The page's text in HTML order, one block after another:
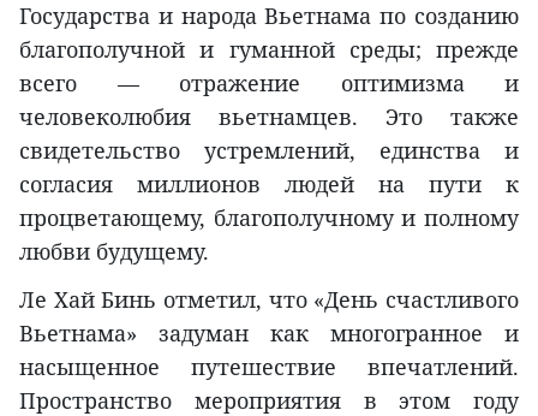
Государства и народа Вьетнама по созданию
благополучной и гуманной среды; прежде
всего — отражение оптимизма и
человеколюбия вьетнамцев. Это также
свидетельство устремлений, единства и
согласия миллионов людей на пути к
процветающему, благополучному и полному
любви будущему.
Ле Хай Бинь отметил, что «День счастливого
Вьетнама» задуман как многогранное и
насыщенное путешествие впечатлений.
Пространство мероприятия в этом году